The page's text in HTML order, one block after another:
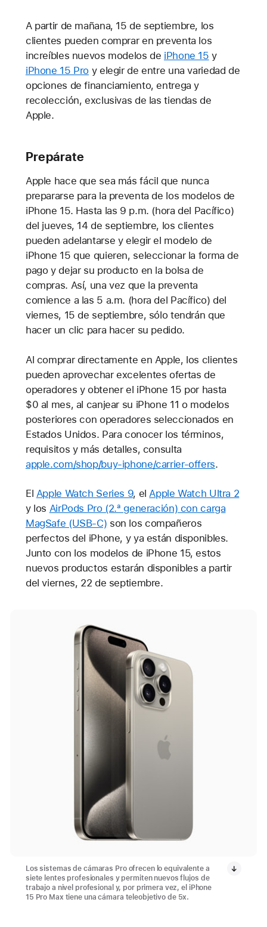
A partir de mañana, 15 de septiembre, los
clientes pueden comprar en preventa los
increíbles nuevos modelos de iPhone 15 y
iPhone 15 Pro y elegir de entre una variedad de
opciones de financiamiento, entrega y
recolección, exclusivas de las tiendas de
Apple.
Prepárate
Apple hace que sea más fácil que nunca
prepararse para la preventa de los modelos de
iPhone 15. Hasta las 9 p.m. (hora del Pacífico)
del jueves, 14 de septiembre, los clientes
pueden adelantarse y elegir el modelo de
iPhone 15 que quieren, seleccionar la forma de
pago y dejar su producto en la bolsa de
compras. Así, una vez que la preventa
comience a las 5 a.m. (hora del Pacífico) del
viernes, 15 de septiembre, sólo tendrán que
hacer un clic para hacer su pedido.
Al comprar directamente en Apple, los clientes
pueden aprovechar excelentes ofertas de
operadores y obtener el iPhone 15 por hasta
$0 al mes, al canjear su iPhone 11 o modelos
posteriores con operadores seleccionados en
Estados Unidos. Para conocer los términos,
requisitos y más detalles, consulta
apple.com/shop/buy-iphone/carrier-offers.
El Apple Watch Series 9, el Apple Watch Ultra 2
y los AirPods Pro (2.ª generación) con carga
MagSafe (USB-C) son los compañeros
perfectos del iPhone, y ya están disponibles.
Junto con los modelos de iPhone 15, estos
nuevos productos estarán disponibles a partir
del viernes, 22 de septiembre.
Los sistemas de cámaras Pro ofrecen lo equivalente a
siete lentes profesionales y permiten nuevos flujos de
trabajo a nivel profesional y, por primera vez, el iPhone
15 Pro Max tiene una cámara teleobjetivo de 5x.